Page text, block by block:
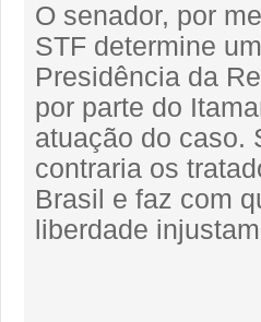
O senador, por
STF determine
Presidência da
por parte do
atuação do caso.
contraria os
Brasil e faz com
liberdade